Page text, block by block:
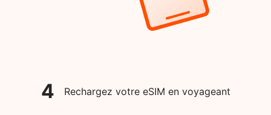
4 Rechargez votre eSIM en voyageant